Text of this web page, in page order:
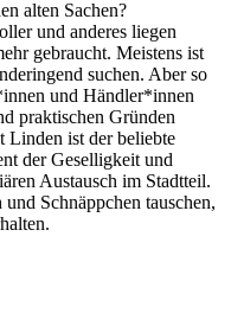
alten Sachen?
und anderes liegen
gebraucht. Meistens ist
suchen. Aber so
und Händler*innen
praktischen Gründen
Linden ist der beliebte
der Geselligkeit und
Austausch im Stadtteil.
Schnäppchen tauschen,